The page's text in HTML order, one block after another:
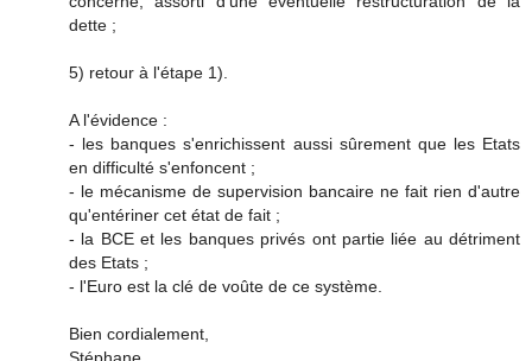
dette ;
5) retour à l'étape 1).
A l'évidence :
- les banques s'enrichissent aussi sûrement que les Etats
en difficulté s'enfoncent ;
- le mécanisme de supervision bancaire ne fait rien d'autre
qu'entériner cet état de fait ;
- la BCE et les banques privés ont partie liée au détriment
des Etats ;
- l'Euro est la clé de voûte de ce système.
Bien cordialement,